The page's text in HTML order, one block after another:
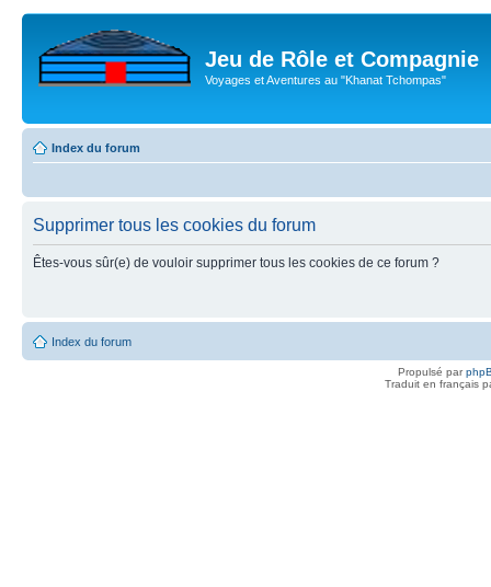
Jeu de Rôle et Compagnie
Voyages et Aventures au "Khanat Tchompas"
Index du forum
Supprimer tous les cookies du forum
Êtes-vous sûr(e) de vouloir supprimer tous les cookies de ce forum ?
Index du forum
Propulsé par
Traduit en français